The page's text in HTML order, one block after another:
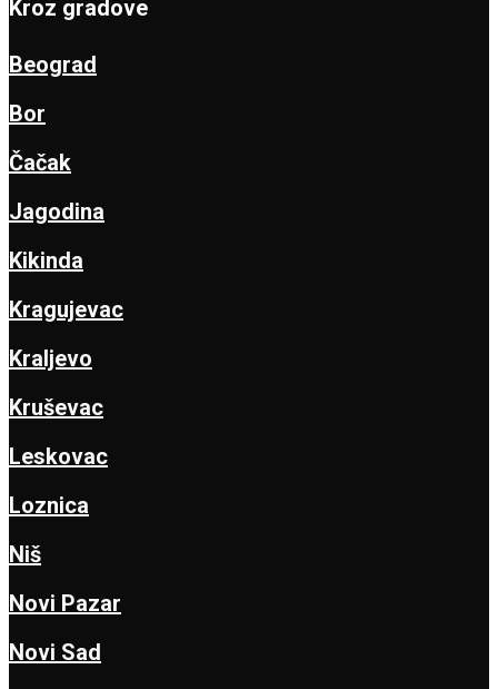
Kroz gradove
Beograd
Bor
Čačak
Jagodina
Kikinda
Kragujevac
Kraljevo
Kruševac
Leskovac
Loznica
Niš
Novi Pazar
Novi Sad